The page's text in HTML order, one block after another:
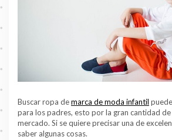
Buscar ropa demarca de moda infantil
para los padres, esto por la gran cantidad de
mercado. Si se quiere precisar una de
saber algunas cosas.